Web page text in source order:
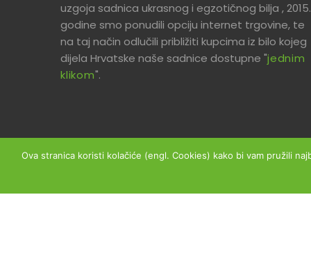
uzgoja sadnica ukrasnog i egzotičnog bilja , 2015.
godine smo ponudili opciju internet trgovine, te
na taj način odlučili približiti kupcima iz bilo kojeg
dijela Hrvatske naše sadnice dostupne "jednim
klikom".
Ova stranica koristi kolačiće (engl. Cookies) kako bi vam pružili